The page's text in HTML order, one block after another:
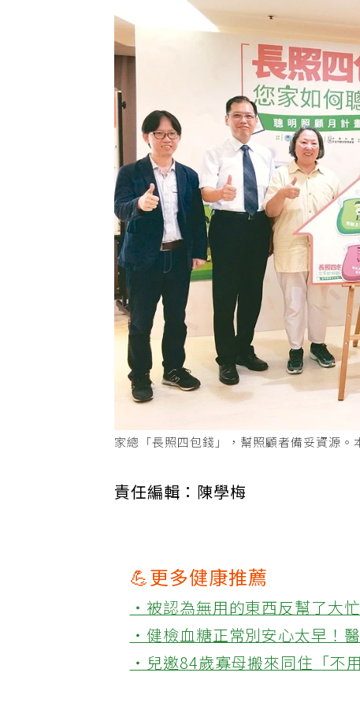
責任編輯：陳學梅
💪更多健康推薦
‧被認為無用的東西反幫了大
‧健檢血糖正常別安心太早！
‧兒邀84歲寡母搬來同住「不